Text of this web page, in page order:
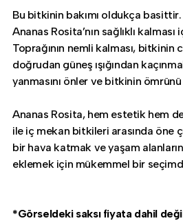
Bu bitkinin bakımı oldukça
Ananas Rosita’nın sağlıklı
Toprağının nemli kalması, bitkinin
doğrudan güneş ışığından
yanmasını önler ve bitkinin ömrünü
Ananas Rosita, hem estetik hem
ile iç mekan bitkileri arasında öne
bir hava katmak ve yaşam
eklemek için mükemmel bir
*Görseldeki saksı fiyata dahil